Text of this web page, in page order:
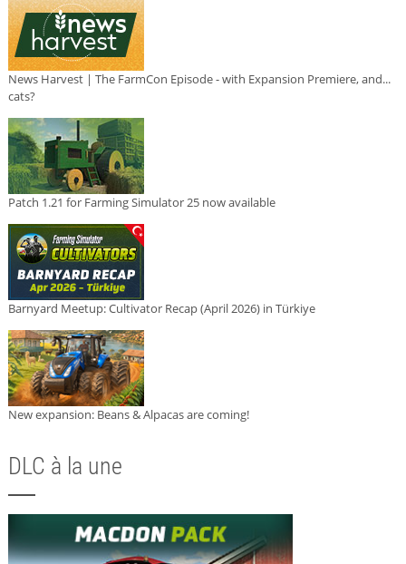
News Harvest | The FarmCon Episode - with Expansion Premiere, and...
cats?
Patch 1.21 for Farming Simulator 25 now available
Barnyard Meetup: Cultivator Recap (April 2026) in Türkiye
New expansion: Beans & Alpacas are coming!
DLC à la une